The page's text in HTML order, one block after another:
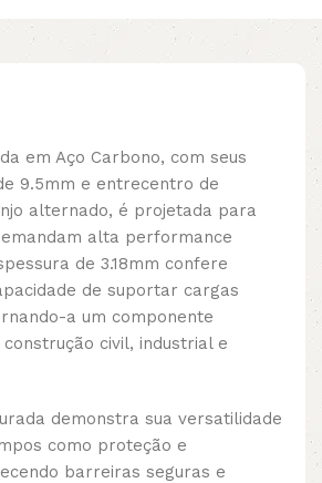
em Aço Carbono, com seus
9.5mm e entrecentro de
alternado, é projetada para
alta performance
de 3.18mm confere
de suportar cargas
a um componente
civil, industrial e
demonstra sua versatilidade
como proteção e
barreiras seguras e